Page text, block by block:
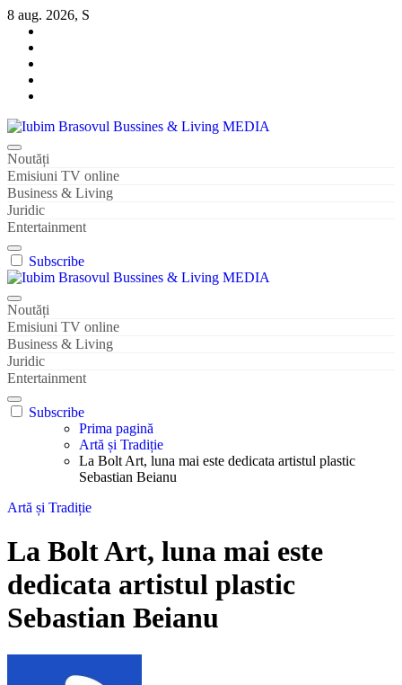
Sari
conținut
8 aug. 2026, S
Iubim Brasovul Bussines & Living MEDIA
Din pasiune și dragoste pentru Brașoveni
Noutăți
Emisiuni TV online
Business & Living
Juridic
Entertainment
Subscribe
Iubim Brasovul Bussines & Living MEDIA
Din pasiune și dragoste pentru Brașoveni
Noutăți
Emisiuni TV online
Business & Living
Juridic
Entertainment
Subscribe
Prima pagină
Artă și Tradiție
La Bolt Art, luna mai este dedicata artistul plastic
Sebastian Beianu
Artă și Tradiție
La Bolt Art, luna mai este
dedicata artistul plastic
Sebastian Beianu